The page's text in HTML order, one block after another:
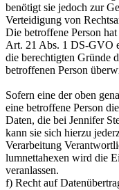
benötigt sie jedoch zur
Verteidigung von
Die betroffene Person
Art. 21 Abs. 1 DS-GVO
die berechtigten Gründe
betroffenen Person
Sofern eine der oben
eine betroffene Person
Daten, die bei Jennifer
kann sie sich hierzu
Verarbeitung
lumnettahexen wird die
veranlassen.
f) Recht auf